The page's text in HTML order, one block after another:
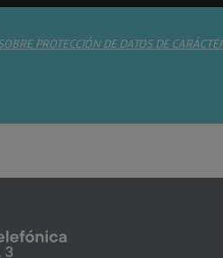
PROTECCIÓN DE DATOS DE